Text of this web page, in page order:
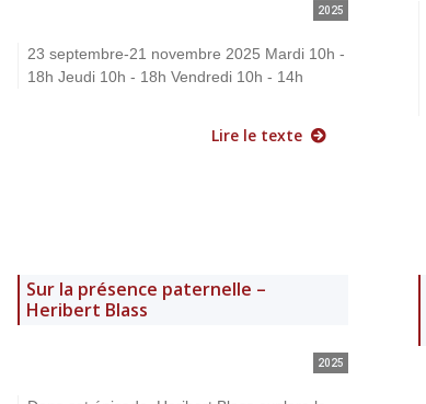
2025
23 septembre-21 novembre 2025 Mardi 10h -
18h Jeudi 10h - 18h Vendredi 10h - 14h
Lire le texte
Sur la présence paternelle –
Heribert Blass
2025